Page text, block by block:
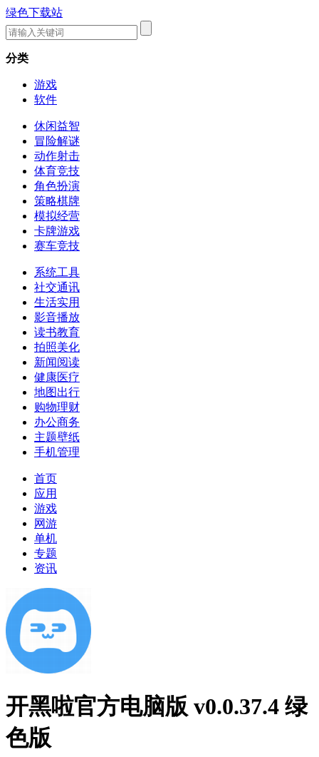
绿色下载站
分类
游戏
软件
休闲益智
冒险解谜
动作射击
体育竞技
角色扮演
策略棋牌
模拟经营
卡牌游戏
赛车竞技
系统工具
社交通讯
生活实用
影音播放
读书教育
拍照美化
新闻阅读
健康医疗
地图出行
购物理财
办公商务
主题壁纸
手机管理
首页
应用
游戏
网游
单机
专题
资讯
开黑啦官方电脑版 v0.0.37.4 绿
色版